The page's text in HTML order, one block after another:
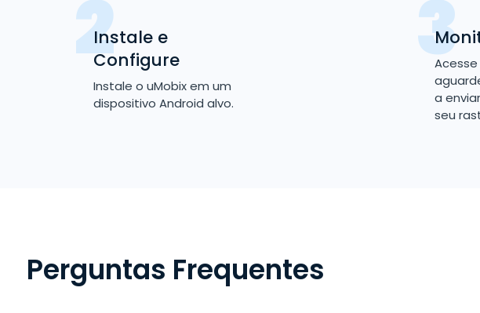
Instale e
Configure
Instale o uMobix em um
dispositivo Android alvo.
a
seu
Perguntas Frequentes